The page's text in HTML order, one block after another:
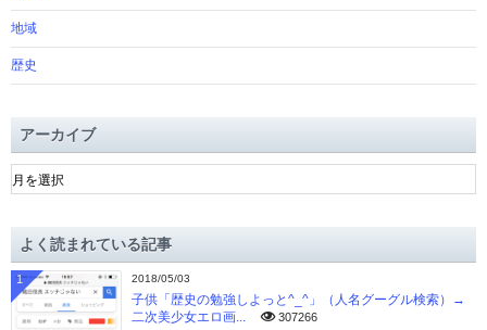
地域
歴史
アーカイブ
ア
ー
ブよく読まれている記事
2018/05/03
子供「歴史の勉強しよっと^_^」（人名グーグル検索）→
二次美少女エロ画...
307266
1